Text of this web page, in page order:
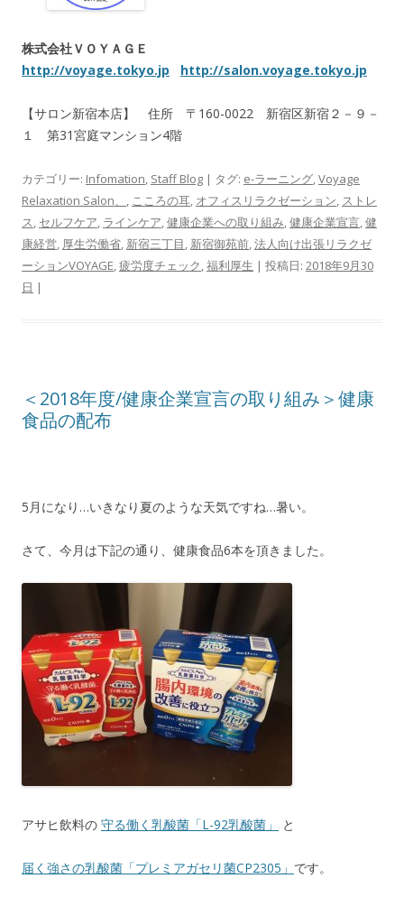
株式会社ＶＯＹＡＧＥ
http://voyage.tokyo.jp
http://salon.voyage.tokyo.jp
【サロン新宿本店】 住所 〒160-0022 新宿区新宿２－９－
１ 第31宮庭マンション4階
カテゴリー: Infomation, Staff Blog | タグ: e-ラーニング,Voyage
Relaxation Salon、 , こころの耳, オフィスリラクゼーション, ストレ
ス, セルフケア, ラインケア,健康企業への取り組み,健康企業宣言,健
康経営, 厚生労働省, 新宿三丁目, 新宿御苑前,法人向け出張リラクゼ
ーションVOYAGE,疲労度チェック,福利厚生 | 投稿日: 2018年9月30
日 |
＜2018年度/健康企業宣言の取り組み＞健康
食品の配布
5月になり…いきなり夏のような天気ですね…暑い。
さて、今月は下記の通り、健康食品6本を頂きました。
アサヒ飲料の 守る働く乳酸菌「L-92乳酸菌」 と
届く強さの乳酸菌「プレミアガセリ菌CP2305」 です。